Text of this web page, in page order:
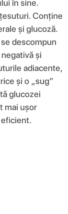
în sine.
Conține
și glucoză.
descompun
și
adiacente,
și o „sug”
glucozei
mai ușor